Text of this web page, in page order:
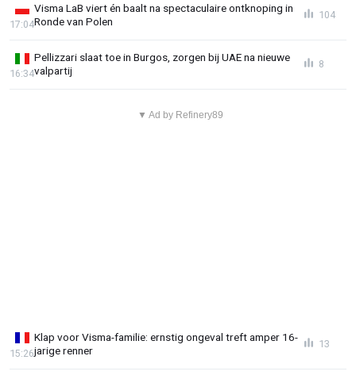
Visma LaB viert én baalt na spectaculaire ontknoping in
Ronde van Polen
17:04
104
Pellizzari slaat toe in Burgos, zorgen bij UAE na nieuwe
valpartij
16:34
8
▼ Ad by Refinery89
Klap voor Visma-familie: ernstig ongeval treft amper 16-
jarige renner
15:26
13